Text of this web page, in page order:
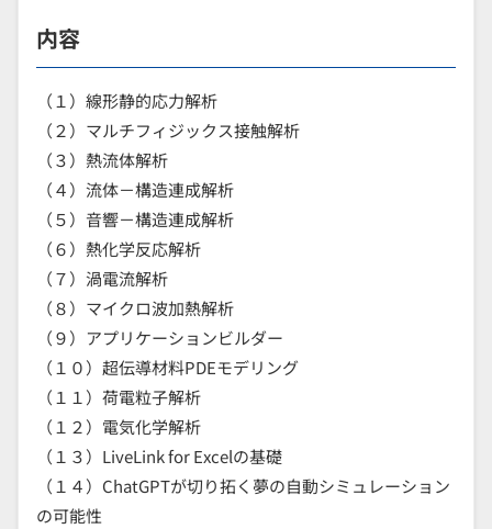
内容
（１）線形静的応力解析
（２）マルチフィジックス接触解析
（３）熱流体解析
（４）流体－構造連成解析
（５）音響－構造連成解析
（６）熱化学反応解析
（７）渦電流解析
（８）マイクロ波加熱解析
（９）アプリケーションビルダー
（１０）超伝導材料PDEモデリング
（１１）荷電粒子解析
（１２）電気化学解析
（１３）LiveLink for Excelの基礎
（１４）ChatGPTが切り拓く夢の自動シミュレーション
の可能性